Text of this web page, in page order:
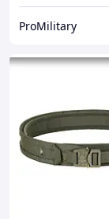
ProMilitary